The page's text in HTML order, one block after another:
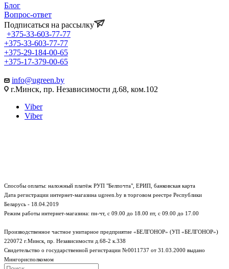
Блог
Вопрос-ответ
Подписаться на рассылку
+375-33-603-77-77
+375-33-603-77-77
+375-29-184-00-65
+375-17-379-00-65
info@ugreen.by
г.Минск, пр. Независимости д.68, ком.102
Viber
Viber
Способы оплаты: наложный платёж РУП "Белпочта", ЕРИП, банковская карта
Дата регистрации интернет-магазина ugreen.by в торговом реестре Республики
Беларусь - 18.04.2019
Режим работы интернет-магазина: пн-чт, с 09.00 до 18.00 пт, с 09.00 до 17.00
Производственное частное унитарное предприятие «БЕЛГОНОР» (УП «БЕЛГОНОР»)
220072 г.Минск, пр. Независимости д.68-2 к.338
Свидетельство о государственной регистрации №0011737 от 31.03.2000 выдано
Мингорисполкомом